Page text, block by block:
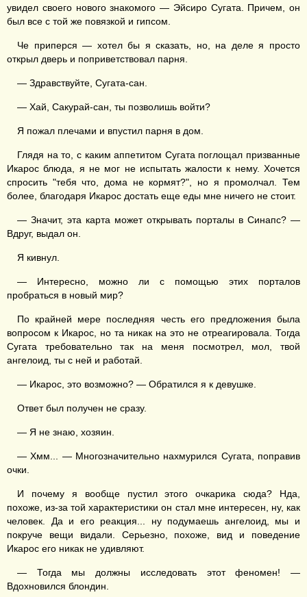
увидел своего нового знакомого — Эйсиро Сугата. Причем, он
был все с той же повязкой и гипсом.
Че приперся — хотел бы я сказать, но, на деле я просто
открыл дверь и поприветствовал парня.
— Здравствуйте, Сугата-сан.
— Хай, Сакурай-сан, ты позволишь войти?
Я пожал плечами и впустил парня в дом.
Глядя на то, с каким аппетитом Сугата поглощал призванные
Икарос блюда, я не мог не испытать жалости к нему. Хочется
спросить "тебя что, дома не кормят?", но я промолчал. Тем
более, благодаря Икарос достать еще еды мне ничего не стоит.
— Значит, эта карта может открывать порталы в Синапс? —
Вдруг, выдал он.
Я кивнул.
— Интересно, можно ли с помощью этих порталов
пробраться в новый мир?
По крайней мере последняя честь его предложения была
вопросом к Икарос, но та никак на это не отреагировала. Тогда
Сугата требовательно так на меня посмотрел, мол, твой
ангелоид, ты с ней и работай.
— Икарос, это возможно? — Обратился я к девушке.
Ответ был получен не сразу.
— Я не знаю, хозяин.
— Хмм... — Многозначительно нахмурился Сугата, поправив
очки.
И почему я вообще пустил этого очкарика сюда? Нда,
похоже, из-за той характеристики он стал мне интересен, ну, как
человек. Да и его реакция... ну подумаешь ангелоид, мы и
покруче вещи видали. Серьезно, похоже, вид и поведение
Икарос его никак не удивляют.
— Тогда мы должны исследовать этот феномен! —
Вдохновился блондин.